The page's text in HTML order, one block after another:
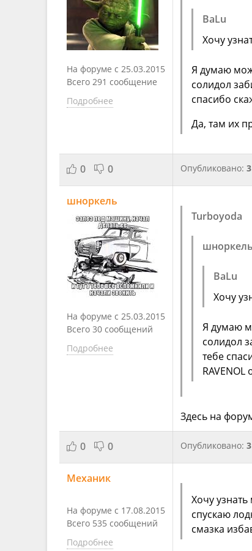
На форуме с 25.03.2015
Всего 291 сообщение
Подробнее
BaLu
Хочу
Я думаю
солидол
спасибо
Да, там их
0 0 Опубликовано:
шноркель
На форуме с 25.03.2015
Всего 30 сообщений
Подробнее
Turboyoda
шноркель
BaLu
Хочу
Я думаю
солидол
тебе
RAVENOL
Здесь на
0 0 Опубликовано:
Механик
На форуме с 17.08.2015
Всего 535 сообщений
Подробнее
Хочу
спускаю
смазка